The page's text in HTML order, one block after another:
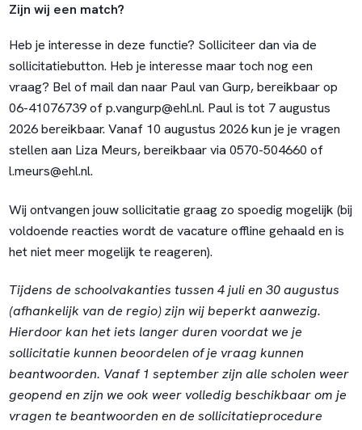
Zijn wij een match?
Heb je interesse in deze functie? Solliciteer dan via de
sollicitatiebutton. Heb je interesse maar toch nog een
vraag? Bel of mail dan naar Paul van Gurp, bereikbaar op
06-41076739 ofp.vangurp@ehl.nl. Paul is tot 7 augustus
2026 bereikbaar. Vanaf 10 augustus 2026 kun je je vragen
stellen aan Liza Meurs, bereikbaar via 0570-504660 of
l.meurs@ehl.nl.
Wij ontvangen jouw sollicitatie graag zo spoedig mogelijk (bij
voldoende reacties wordt de vacature offline gehaald en is
het niet meer mogelijk te reageren).
Tijdens de schoolvakanties tussen 4 juli en 30 augustus
(afhankelijk van de regio) zijn wij beperkt aanwezig.
Hierdoor kan het iets langer duren voordat we je
sollicitatie kunnen beoordelen of je vraag kunnen
beantwoorden. Vanaf 1 september zijn alle scholen weer
geopend en zijn we ook weer volledig beschikbaar om je
vragen te beantwoorden en de sollicitatieprocedure